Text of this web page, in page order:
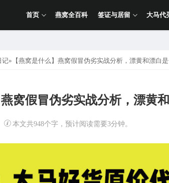
首页 燕窝全百科 签证与居留 大马代
记»【燕窝是什么】燕窝假冒伪劣实战分析，漂黄和漂白
燕窝假冒伪劣实战分析，漂黄
本文共948个字，预计阅读需要3分钟。